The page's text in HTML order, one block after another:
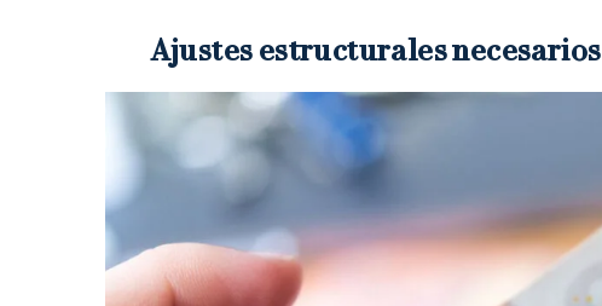
Ajustes estructurales necesarios